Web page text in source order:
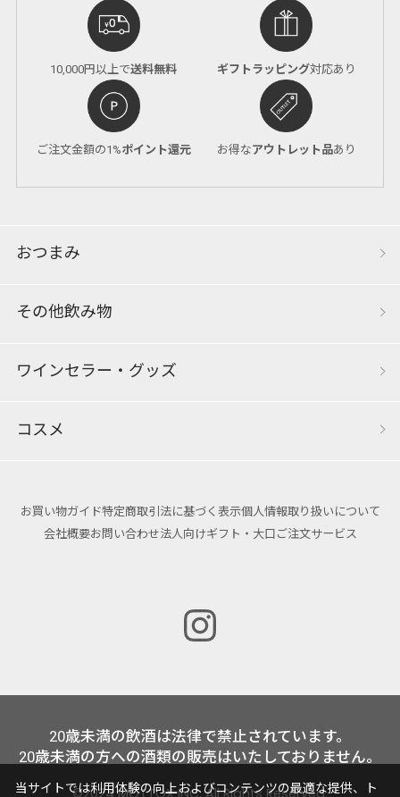
10,000円以上で送料無料 ギフトラッピング対応あり
ご注文金額の1%ポイント還元 お得なアウトレット品あり
おつまみ
その他飲み物
ワインセラー・グッズ
コスメ
お買い物ガイド特定商取引法に基づく表示個人情報取り扱いについて
会社概要お問い合わせ法人向けギフト・大口ご注文サービス
20歳未満の飲酒は法律で禁止されています。
20歳未満の方への酒類の販売はいたしておりません。
©2024 MOTTOX INC. All Rights Reserved.
当サイトでは利用体験の向上およびコンテンツの最適な提供、ト